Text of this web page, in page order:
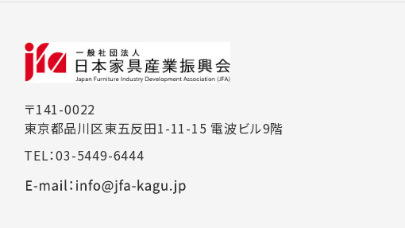
〒141-0022
東京都品川区東五反田1-11-15 電波ビル9階
TEL：03-5449-6444